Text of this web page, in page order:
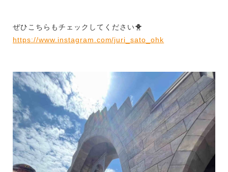
ぜひこちらもチェックしてください🐥
https://www.instagram.com/juri_sato_ohk